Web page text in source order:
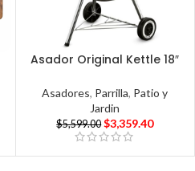
Asador Original Kettle 18″
Asadores, Parrilla, Patio y
Jardin
$5,599.00 $3,359.40